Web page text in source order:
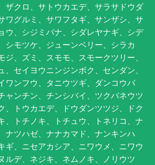
ザクロ、サトウカエデ、サラサドウダ
ワグルミ、サワフタギ、サンザシ、サ
ウ、シジミバナ、シダレヤナギ、シデ
シモツケ、ジューンベリー、シラカ
ジ、ズミ、スモモ、スモークツリー、
、セイヨウニンジンボク、センダン、
ワンフウ、タニウツギ、ダンコウバ
ャンチン、チンシバイ、ツクバネウツ
、トウカエデ、ドウダンツツジ、ドク
、トチノキ、トチュウ、トネリコ、ナ
ナツハゼ、ナナカマド、ナンキンハ
ギ、ニセアカシア、ニワウメ、ニワウ
ルデ、ネジキ、ネムノキ、ノリウツ